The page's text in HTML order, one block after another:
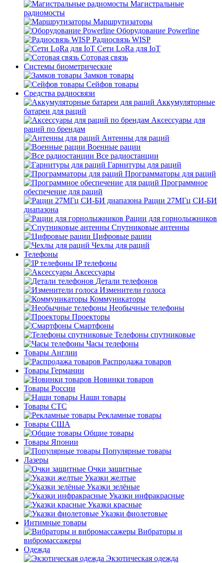
Магистральные
радиомосты
Маршрутизаторы
Оборудование Powerline
Радиосвязь WISP
Сети LoRa для IoT
Сотовая связь
Системы биометрические
Замков товары
Сейфов товары
Средства радиосвязи
Аккумуляторные
батареи для раций
Аксессуары для
раций по брендам
Антенны для раций
Военные рации
Все радиостанции
Гарнитуры для раций
Программаторы для раций
Программное
обеспечение для раций
Рации 27МГц СИ-БИ
диапазона
Рации для горнолыжников
Спутниковые антенны
Цифровые рации
Чехлы для раций
Телефоны
IP телефоны
Аксессуары
Детали телефонов
Изменители голоса
Коммуникаторы
Необычные телефоны
Проекторы
Смартфоны
Телефоны спутниковые
Часы телефоны
Товары Англии
Распродажа товаров
Товары Германии
Новинки товаров
Товары России
Наши товары
Товары СТС
Рекламные товары
Товары США
Общие товары
Товары Японии
Популярные товары
Лазеры
Очки защитные
Указки желтые
Указки зелёные
Указки инфракрасные
Указки красные
Указки фиолетовые
Интимные товары
Вибраторы и
вибромассажеры
Одежда
Экзотическая одежда